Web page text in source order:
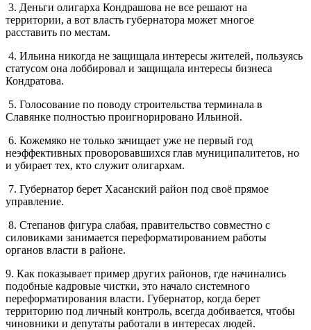
3. Деньги олигарха Кондрашова не все решают на
территории, а вот власть губернатора может многое
расставить по местам.
4. Ильина никогда не защищала интересы жителей, пользуясь
статусом она лоббировал и защищала интересы бизнеса
Кондратова.
5. Голосование по поводу строительства терминала в
Славянке полностью проигнорировано Ильиной.
6. Кожемяко не только зачищает уже не первый год
неэффективных проворовавшихся глав муниципалитетов, но
и убирает тех, кто служит олигархам.
7. Губернатор берет Хасанский район под своё прямое
управление.
8. Степанов фигура слабая, правительство совместно с
силовиками занимается переформатированием работы
органов власти в районе.
9. Как показывает пример других районов, где начинались
подобные кадровые чистки, это начало системного
переформатирования власти. Губернатор, когда берет
территорию под личный контроль, всегда добивается, чтобы
чиновники и депутаты работали в интересах людей.